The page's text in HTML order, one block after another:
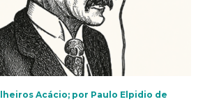
Acácio; por Paulo Elpidio de